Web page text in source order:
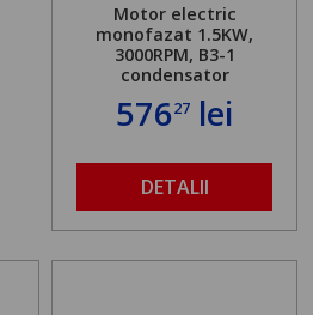
Motor electric
monofazat 1.5KW,
3000RPM, B3-1
condensator
57627 lei
DETALII